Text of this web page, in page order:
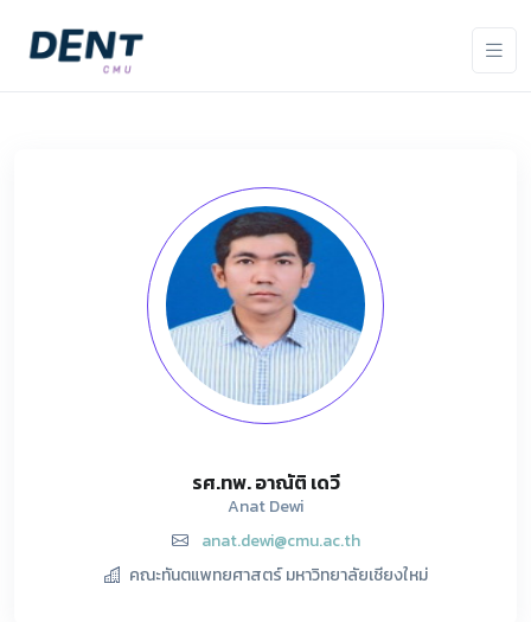
รศ.ทพ. อาณัติ เดวี
Anat Dewi
anat.dewi@cmu.ac.th
คณะทันตแพทยศาสตร์ มหาวิทยาลัยเชียงใหม่